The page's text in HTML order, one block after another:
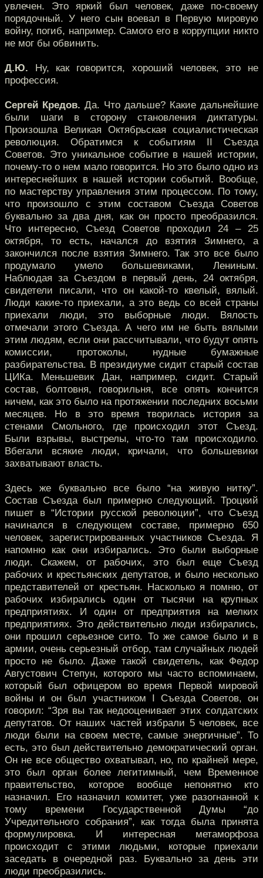
увлечен. Это яркий был человек, даже по-своему
порядочный. У него сын воевал в Первую мировую
войну, погиб, например. Самого его в коррупции никто
не мог бы обвинить.
Д.Ю. Ну, как говорится, хороший человек, это не
профессия.
Сергей Кредов. Да. Что дальше? Какие дальнейшие
были шаги в сторону становления диктатуры.
Произошла Великая Октябрьская социалистическая
революция. Обратимся к событиям II Съезда
Советов. Это уникальное событие в нашей истории,
почему-то о нем мало говорится. Но это было одно из
интереснейших в нашей истории событий. Вообще,
по мастерству управления этим процессом. По тому,
что произошло с этим составом Съезда Советов
буквально за два дня, как он просто преобразился.
Что интересно, Съезд Советов проходил 24 – 25
октября, то есть, начался до взятия Зимнего, а
закончился после взятия Зимнего. Так это все было
продумало умело большевиками, Лениным.
Наблюдая за Съездом в первый день, 24 октября,
свидетели писали, что он какой-то квелый, вялый.
Люди какие-то приехали, а это ведь со всей страны
приехали люди, это выборные люди. Вялость
отмечали этого Съезда. А чего им не быть вялыми
этим людям, если они рассчитывали, что будут опять
комиссии, протоколы, нудные бумажные
разбирательства. В президиуме сидит старый состав
ЦИКа. Меньшевик Дан, например, сидит. Старый
состав, болтовня, говорильня, все опять кончится
ничем, как это было на протяжении последних восьми
месяцев. Но в это время творилась история за
стенами Смольного, где происходил этот Съезд.
Были взрывы, выстрелы, что-то там происходило.
Вбегали всякие люди, кричали, что большевики
захватывают власть.
Здесь же буквально все было “на живую нитку”.
Состав Съезда был примерно следующий. Троцкий
пишет в “Истории русской революции”, что Съезд
начинался в следующем составе, примерно 650
человек, зарегистрированных участников Съезда. Я
напомню как они избирались. Это были выборные
люди. Скажем, от рабочих, это был еще Съезд
рабочих и крестьянских депутатов, и было несколько
представителей от крестьян. Насколько я помню, от
рабочих избирались один от тысячи на крупных
предприятиях. И один от предприятия на мелких
предприятиях. Это действительно люди избирались,
они прошил серьезное сито. То же самое было и в
армии, очень серьезный отбор, там случайных людей
просто не было. Даже такой свидетель, как Федор
Августович Степун, которого мы часто вспоминаем,
который был офицером во время Первой мировой
войны и он был участником I Съезда Советов, он
говорил: “Зря вы так недооценивает этих солдатских
депутатов. От наших частей избрали 5 человек, все
люди были на своем месте, самые энергичные”. То
есть, это был действительно демократический орган.
Он не все общество охватывал, но, по крайней мере,
это был орган более легитимный, чем Временное
правительство, которое вообще непонятно кто
назначил. Его назначил комитет, уже разогнанной к
тому времени Государственной Думы “до
Учредительного собрания”, как тогда была принята
формулировка. И интересная метаморфоза
происходит с этими людьми, которые приехали
заседать в очередной раз. Буквально за день эти
люди преобразились.